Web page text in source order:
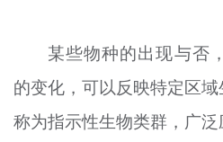
某些物种的出现与否
的变化，可以反映特定区
称为指示性生物类群，广